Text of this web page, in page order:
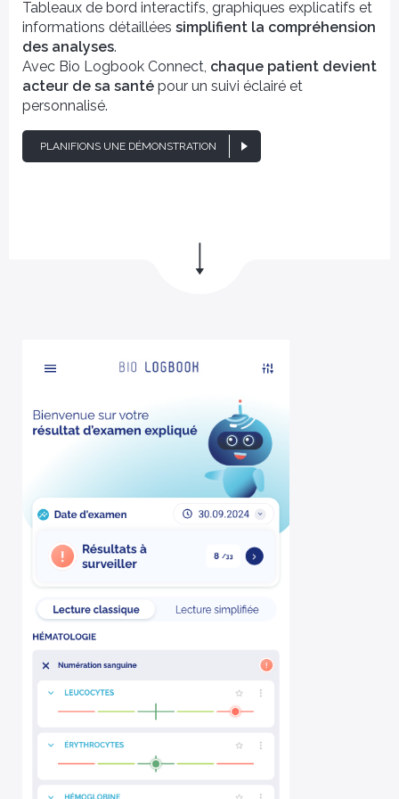
Tableaux de bord interactifs, graphiques explicatifs et
informations détaillées simplifient la compréhension
des analyses.
Avec Bio Logbook Connect, chaque patient devient
acteur de sa santé pour un suivi éclairé et
personnalisé.
PLANIFIONS UNE DÉMONSTRATION